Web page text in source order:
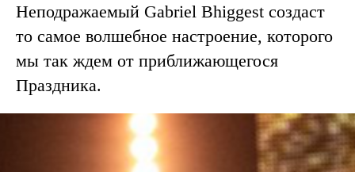
Неподражаемый Gabriel Bhiggest создаст
то самое волшебное настроение, которого
мы так ждем от приближающегося
Праздника.